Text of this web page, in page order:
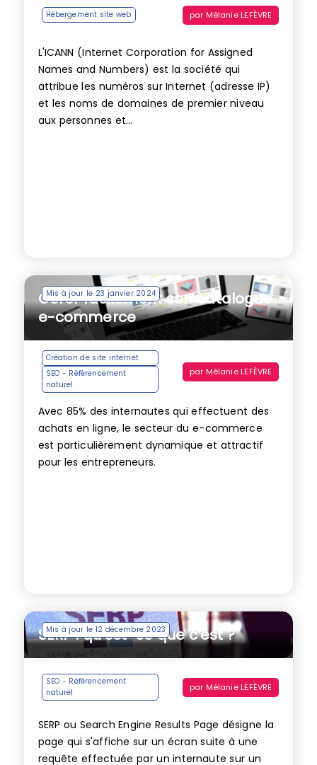
Hébergement site web par Mélanie LEFÈVRE
L'ICANN (Internet Corporation for Assigned
Names and Numbers) est la société qui
attribue les numéros sur Internet (adresse IP)
et les noms de domaines de premier niveau
aux personnes et...
Mis à jour le 23 janvier 2024
Gérer facilement son catalogue
e-commerce
Création de site internet
SEO - Référencement
naturel
par Mélanie LEFÈVRE
Avec 85% des internautes qui effectuent des
achats en ligne, le secteur du e-commerce
est particulièrement dynamique et attractif
pour les entrepreneurs.
Mis à jour le 12 décembre 2023
SERP : qu’est-ce que c’est ?
SEO - Référencement
naturel
par Mélanie LEFÈVRE
SERP ou Search Engine Results Page désigne la
page qui s'affiche sur un écran suite à une
requête effectuée par un internaute sur un